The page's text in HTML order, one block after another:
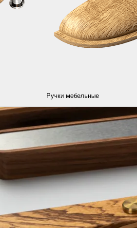
Ручки мебельные